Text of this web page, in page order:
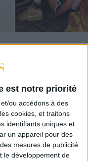
est notre priorité
ou accédons à des
cookies, et traitons
identifiants uniques et
un appareil pour des
mesures de publicité
le développement de
L’ÉTÉ
newsletter